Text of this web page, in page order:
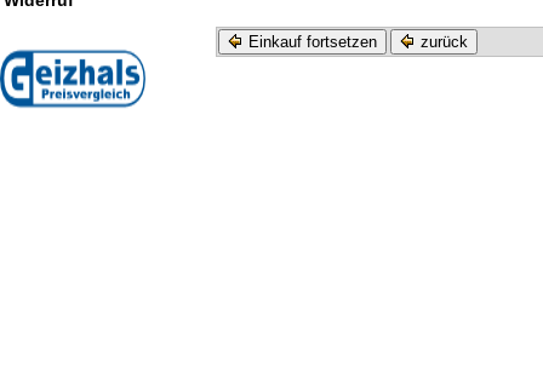
Einkauf fortsetzen zurück